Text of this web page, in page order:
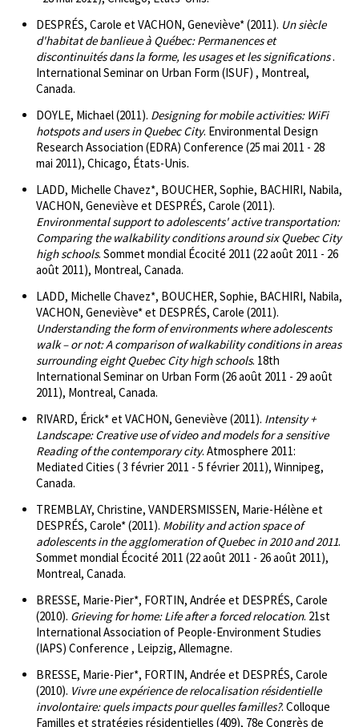
DESPRÉS, Carole et VACHON, Geneviève* (2011). Un siècle
d'habitat de banlieue à Québec: Permanences et
discontinuités dans la forme, les usages et les significations.
International Seminar on Urban Form (ISUF) , Montreal,
Canada.
DOYLE, Michael (2011). Designing for mobile activities: WiFi
hotspots and users in Quebec City. Environmental Design
Research Association (EDRA) Conference (25 mai 2011 - 28
mai 2011), Chicago, États-Unis.
LADD, Michelle Chavez*, BOUCHER, Sophie, BACHIRI, Nabila,
VACHON, Geneviève et DESPRÉS, Carole (2011).
Environmental support to adolescents' active transportation:
Comparing the walkability conditions around six Quebec City
high schools. Sommet mondial Écocité 2011 (22 août 2011 - 26
août 2011), Montreal, Canada.
LADD, Michelle Chavez*, BOUCHER, Sophie, BACHIRI, Nabila,
VACHON, Geneviève* et DESPRÉS, Carole (2011).
Understanding the form of environments where adolescents
walk – or not: A comparison of walkability conditions in areas
surrounding eight Quebec City high schools. 18th
International Seminar on Urban Form (26 août 2011 - 29 août
2011), Montreal, Canada.
RIVARD, Érick* et VACHON, Geneviève (2011). Intensity +
Landscape: Creative use of video and models for a sensitive
Reading of the contemporary city. Atmosphere 2011:
Mediated Cities ( 3 février 2011 - 5 février 2011), Winnipeg,
Canada.
TREMBLAY, Christine, VANDERSMISSEN, Marie-Hélène et
DESPRÉS, Carole* (2011). Mobility and action space of
adolescents in the agglomeration of Quebec in 2010 and 2011.
Sommet mondial Écocité 2011 (22 août 2011 - 26 août 2011),
Montreal, Canada.
BRESSE, Marie-Pier*, FORTIN, Andrée et DESPRÉS, Carole
(2010). Grieving for home: Life after a forced relocation. 21st
International Association of People-Environment Studies
(IAPS) Conference , Leipzig, Allemagne.
BRESSE, Marie-Pier*, FORTIN, Andrée et DESPRÉS, Carole
(2010). Vivre une expérience de relocalisation résidentielle
involontaire: quels impacts pour quelles familles?. Colloque
Familles et stratégies résidentielles (409), 78e Congrès de